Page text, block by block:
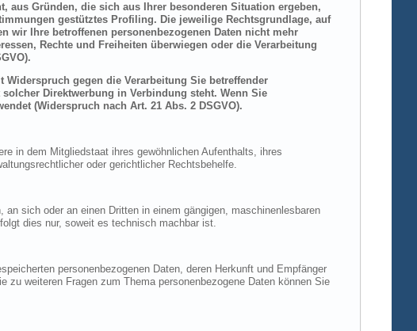
aus Gründen, die sich aus Ihrer besonderen Situation ergeben,
gestütztes Profiling. Die jeweilige Rechtsgrundlage, auf
wir Ihre betroffenen personenbezogenen Daten nicht mehr
Rechte und Freiheiten überwiegen oder die Verarbeitung
gegen die Verarbeitung Sie betreffender
Direktwerbung in Verbindung steht. Wenn Sie
(Widerspruch nach Art. 21 Abs. 2 DSGVO).
in dem Mitgliedstaat ihres gewöhnlichen Aufenthalts, ihres
oder gerichtlicher Rechtsbehelfe.
sich oder an einen Dritten in einem gängigen, maschinenlesbaren
dies nur, soweit es technisch machbar ist.
personenbezogenen Daten, deren Herkunft und Empfänger
weiteren Fragen zum Thema personenbezogene Daten können Sie